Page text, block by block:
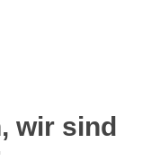
wir sind